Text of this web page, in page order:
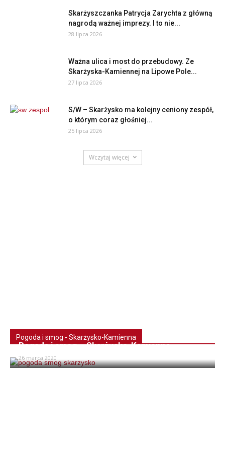
Skarżyszczanka Patrycja Zarychta z główną
nagrodą ważnej imprezy. I to nie...
28 lipca 2026
Ważna ulica i most do przebudowy. Ze
Skarżyska-Kamiennej na Lipowe Pole...
27 lipca 2026
S/W – Skarżysko ma kolejny ceniony zespół,
o którym coraz głośniej...
25 lipca 2026
Wczytaj więcej
Pogoda i smog - Skarżysko-Kamienna
Pogoda i smog – Skarżysko-Kamienna
26 marca 2020